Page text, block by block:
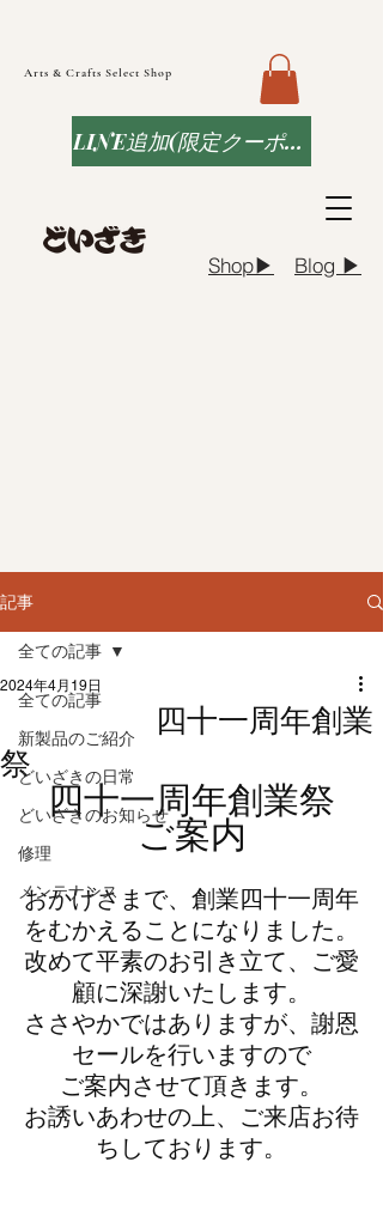
Arts & Crafts Select Shop
Blog ▶︎
Shop▶︎
LINE追加(限定クーポンなど)
記事
全ての記事
新製品のご紹介
どいざきの日常
どいざきのお知らせ
修理
メンテナンス
全ての記事
四十一周年創業
祭
2024年4月19日
四十一周年創業祭
ご案内
おかげさまで、創業四十一周年
をむかえることになりました。
改めて平素のお引き立て、ご愛
顧に深謝いたします。
ささやかではありますが、謝恩
セールを行いますので
ご案内させて頂きます。
お誘いあわせの上、ご来店お待
ちしております。